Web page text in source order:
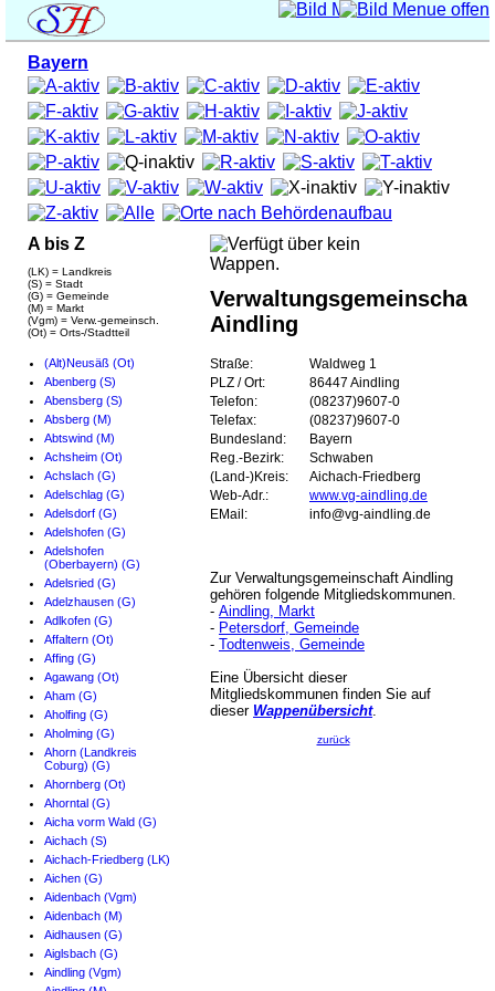
Bayern
A bis Z
(LK) = Landkreis
(S) = Stadt
(G) = Gemeinde
(M) = Markt
(Vgm) = Verw.-gemeinsch.
(Ot) = Orts-/Stadtteil
(Alt)Neusäß (Ot)
Abenberg (S)
Abensberg (S)
Absberg (M)
Abtswind (M)
Achsheim (Ot)
Achslach (G)
Adelschlag (G)
Adelsdorf (G)
Adelshofen (G)
Adelshofen
(Oberbayern) (G)
Adelsried (G)
Adelzhausen (G)
Adlkofen (G)
Affaltern (Ot)
Affing (G)
Agawang (Ot)
Aham (G)
Aholfing (G)
Aholming (G)
Ahorn (Landkreis
Coburg) (G)
Ahornberg (Ot)
Ahorntal (G)
Aicha vorm Wald (G)
Aichach (S)
Aichach-Friedberg (LK)
Aichen (G)
Aidenbach (Vgm)
Aidenbach (M)
Aidhausen (G)
Aiglsbach (G)
Aindling (Vgm)
Verwaltungsgemeinschaft
Aindling
Straße:
Waldweg 1
PLZ / Ort:
86447 Aindling
Telefon:
(08237)9607-0
Telefax:
(08237)9607-0
Bundesland:
Bayern
Reg.-Bezirk:
Schwaben
(Land-)Kreis:
Aichach-Friedberg
Web-Adr.:
www.vg-aindling.de
EMail:
info@vg-aindling.de
Zur Verwaltungsgemeinschaft Aindling
gehören folgende Mitgliedskommunen.
- Aindling, Markt
- Petersdorf, Gemeinde
- Todtenweis, Gemeinde
Eine Übersicht dieser
Mitgliedskommunen finden Sie auf
dieser Wappenübersicht.
zurück